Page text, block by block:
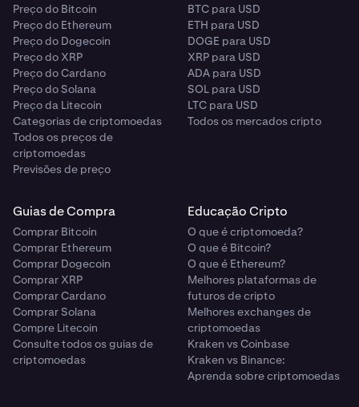
Preço do Bitcoin
Preço do Ethereum
Preço do Dogecoin
Preço do XRP
Preço do Cardano
Preço do Solana
Preço da Litecoin
Categorias de criptomoedas
Todos os preços de
criptomoedas
Previsões de preço
BTC para USD
ETH para USD
DOGE para USD
XRP para USD
ADA para USD
SOL para USD
LTC para USD
Todos os mercados cripto
Guias de Compra
Comprar Bitcoin
Comprar Ethereum
Comprar Dogecoin
Comprar XRP
Comprar Cardano
Comprar Solana
Compre Litecoin
Consulte todos os guias de
criptomoedas
Educação Cripto
O que é criptomoeda?
O que é Bitcoin?
O que é Ethereum?
Melhores plataformas de
futuros de cripto
Melhores exchanges de
criptomoedas
Kraken vs Coinbase
Kraken vs Binance:
Aprenda sobre criptomoedas